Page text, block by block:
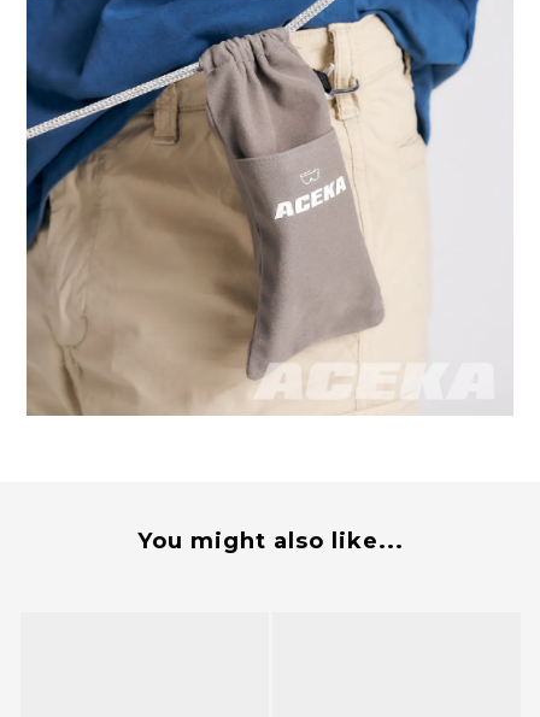
You might also like...